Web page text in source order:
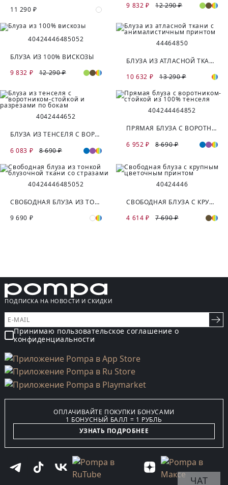
11 290 ₽
9 832 ₽
12 290 ₽
40424446485052
БЛУЗА ИЗ 100% ВИСКОЗЫ
9 832 ₽
12 290 ₽
44464850
БЛУЗА ИЗ АТЛАСНОЙ ТКАНИ С АНИМАЛИСТИЧНЫМ ПРИНТОМ
10 632 ₽
13 290 ₽
4042444652
БЛУЗА ИЗ ТЕНСЕЛЯ С ВОРОТНИКОМ-СТОЙКОЙ И РАЗРЕЗАМИ ПО БОКАМ
6 083 ₽
8 690 ₽
404244464852
ПРЯМАЯ БЛУЗА С ВОРОТНИКОМ-СТОЙКОЙ ИЗ 100% ТЕНСЕЛЯ
6 952 ₽
8 690 ₽
40424446485052
СВОБОДНАЯ БЛУЗА ИЗ ТОНКОЙ БЛУЗОЧНОЙ ТКАНИ СО СТРАЗАМИ
9 690 ₽
40424446
СВОБОДНАЯ БЛУЗА С КРУПНЫМ ЦВЕТОЧНЫМ ПРИНТОМ
4 614 ₽
7 690 ₽
ПОДПИСКА НА НОВОСТИ И СКИДКИ
Принимаю пользовательское соглашение о
конфиденциальности
ОПЛАЧИВАЙТЕ ПОКУПКИ БОНУСАМИ
1 БОНУСНЫЙ БАЛЛ = 1 РУБЛЬ
УЗНАТЬ ПОДРОБНЕЕ
ЧАТ